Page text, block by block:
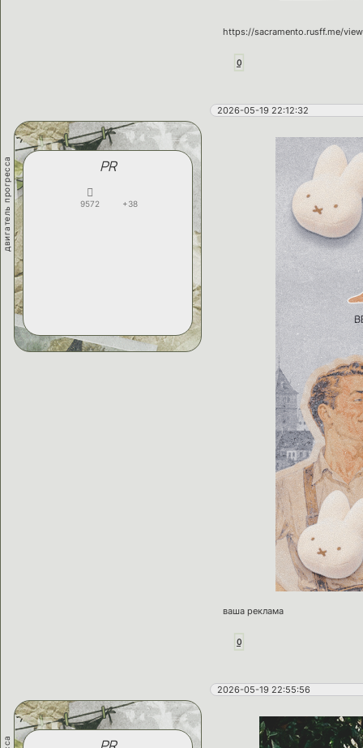
https://sacramento.rusff.me/
0
2026-05-19 22:12:32
двигатель прогресса PR
9572 +38
ваша реклама
0
2026-05-19 22:55:56